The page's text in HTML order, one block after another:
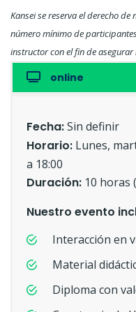
Kansei se reserva el derecho
número mínimo de
instructor con el fin de
online
Fecha:Sin definir
Horario: Lunes,
a 18:00
Duración: 10 horas
Nuestro evento
Interacción en
Material
Diploma con